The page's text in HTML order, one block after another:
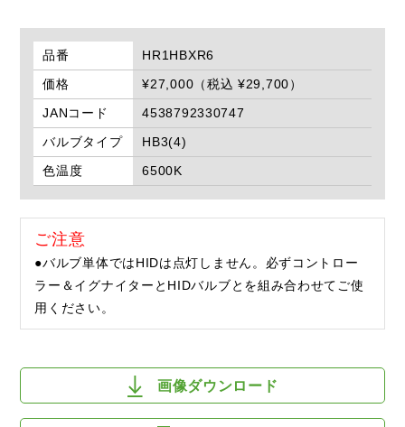
品番
HR1HBXR6
価格
¥27,000（税込 ¥29,700）
JANコード
4538792330747
バルブタイプ
HB3(4)
色温度
6500K
ご注意
●バルブ単体ではHIDは点灯しません。必ずコントロー
ラー＆イグナイターとHIDバルブとを組み合わせてご使
用ください。
画像ダウンロード